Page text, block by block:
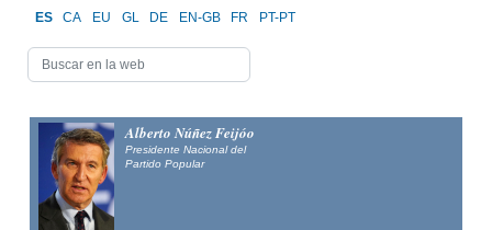
ES CA EU GL DE EN-GB FR PT-PT
Alberto Núñez Feijóo
Presidente Nacional del
Partido Popular